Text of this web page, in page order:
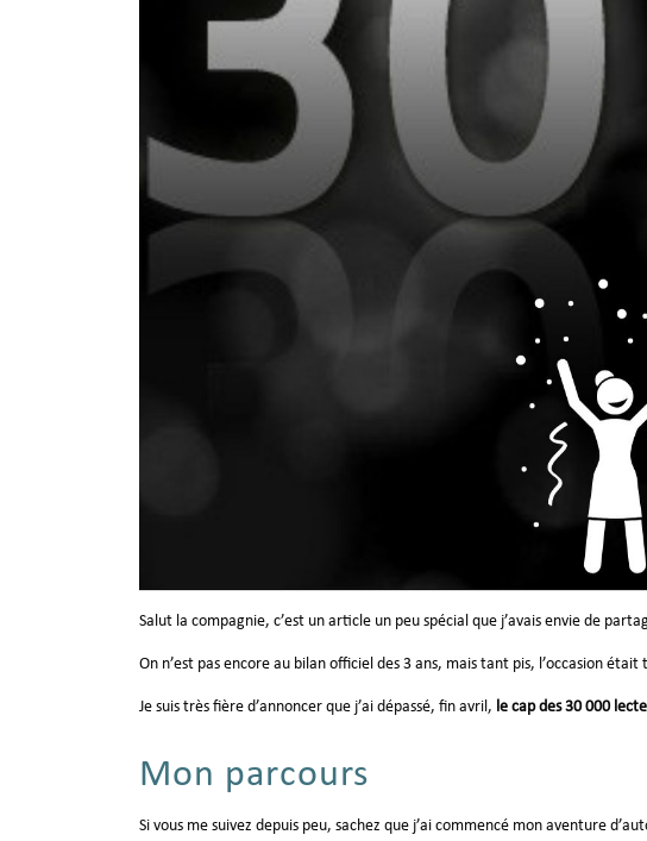
Salut la compagnie, c’est un article un peu spécial que j’avais envie de
On n’est pas encore au bilan officiel des 3 ans, mais tant pis, l’occasion était
Je suis très fière d’annoncer que j’ai dépassé, fin avril, le cap des 30 000
Mon parcours
Si vous me suivez depuis peu, sachez que j’ai commencé mon aventure